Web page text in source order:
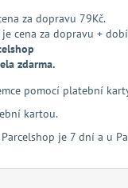
za dopravu 79Kč.
cena za dopravu +
zdarma.
pomocí platební
kartou.
je 7 dní a u